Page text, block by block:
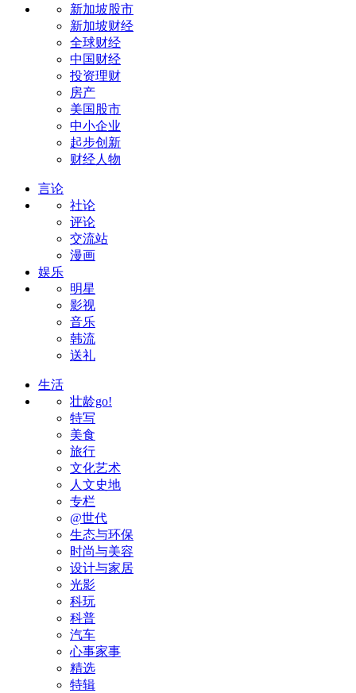
新加坡股市
新加坡财经
全球财经
中国财经
投资理财
房产
美国股市
中小企业
起步创新
财经人物
言论
社论
评论
交流站
漫画
娱乐
明星
影视
音乐
韩流
送礼
生活
壮龄go!
特写
美食
旅行
文化艺术
人文史地
专栏
@世代
生态与环保
时尚与美容
设计与家居
光影
科玩
科普
汽车
心事家事
精选
特辑